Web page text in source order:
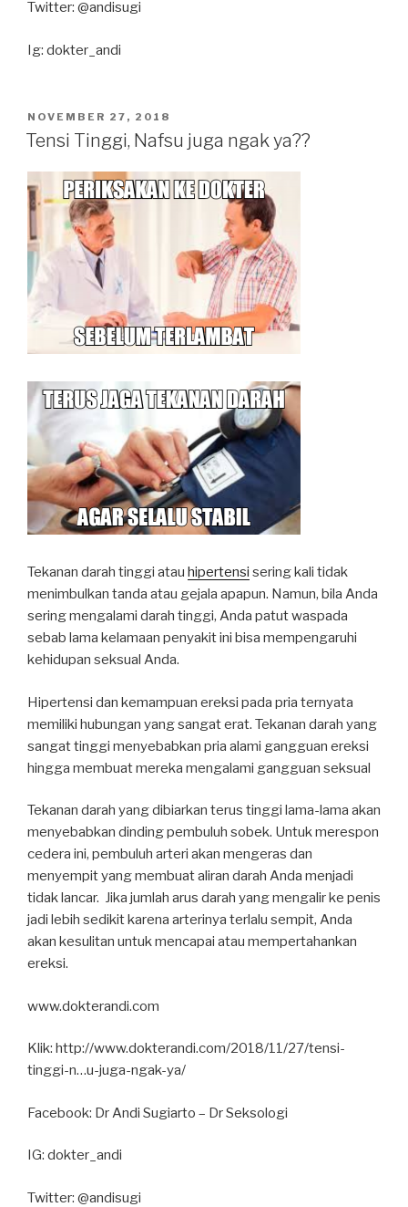
Twitter: @andisugi
Ig: dokter_andi
POSTED
ON
NOVEMBER 27, 2018
Tensi Tinggi, Nafsu juga ngak ya??
Tekanan darah tinggi atau hipertensi sering kali tidak
menimbulkan tanda atau gejala apapun. Namun, bila Anda
sering mengalami darah tinggi, Anda patut waspada
sebab lama kelamaan penyakit ini bisa mempengaruhi
kehidupan seksual Anda.
Hipertensi dan kemampuan ereksi pada pria ternyata
memiliki hubungan yang sangat erat. Tekanan darah yang
sangat tinggi menyebabkan pria alami gangguan ereksi
hingga membuat mereka mengalami gangguan seksual
Tekanan darah yang dibiarkan terus tinggi lama-lama akan
menyebabkan dinding pembuluh sobek. Untuk merespon
cedera ini, pembuluh arteri akan mengeras dan
menyempit yang membuat aliran darah Anda menjadi
tidak lancar. Jika jumlah arus darah yang mengalir ke penis
jadi lebih sedikit karena arterinya terlalu sempit, Anda
akan kesulitan untuk mencapai atau mempertahankan
ereksi.
www.dokterandi.com
Klik: http://www.dokterandi.com/2018/11/27/tensi-
tinggi-n…u-juga-ngak-ya/
Facebook: Dr Andi Sugiarto – Dr Seksologi
IG: dokter_andi
Twitter: @andisugi